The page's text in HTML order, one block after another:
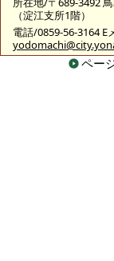
（淀江支所1階）
電話/0859-56-3164 E
ペー